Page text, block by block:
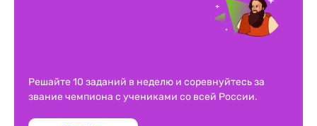
Решайте 10 заданий в неделю и соревнуйтесь за
звание чемпиона с учениками со всей России.